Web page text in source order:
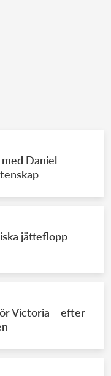
Daniel
jätteflopp –
Victoria – efter